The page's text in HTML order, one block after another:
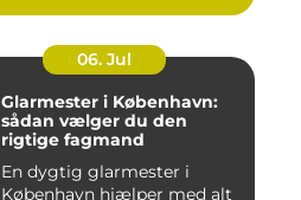
06. Jul
Glarmester i København:
sådan vælger du den
rigtige fagmand
En dygtig glarmester i
København hjælper med alt